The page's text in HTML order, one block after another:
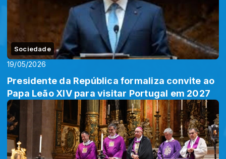
Sociedade
19/05/2026
Presidente da República formaliza convite ao
Papa Leão XIV para visitar Portugal em 2027